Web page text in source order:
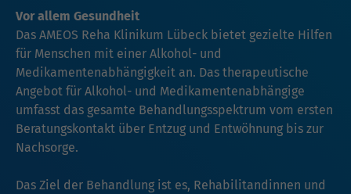
Vor allem Gesundheit
Das AMEOS Reha Klinikum Lübeck bietet gezielte Hilfen
für Menschen mit einer Alkohol- und
Medikamentenabhängigkeit an. Das therapeutische
Angebot für Alkohol- und Medikamentenabhängige
umfasst das gesamte Behandlungsspektrum vom ersten
Beratungskontakt über Entzug und Entwöhnung bis zur
Nachsorge.
Das Ziel der Behandlung ist es, Rehabilitandinnen und